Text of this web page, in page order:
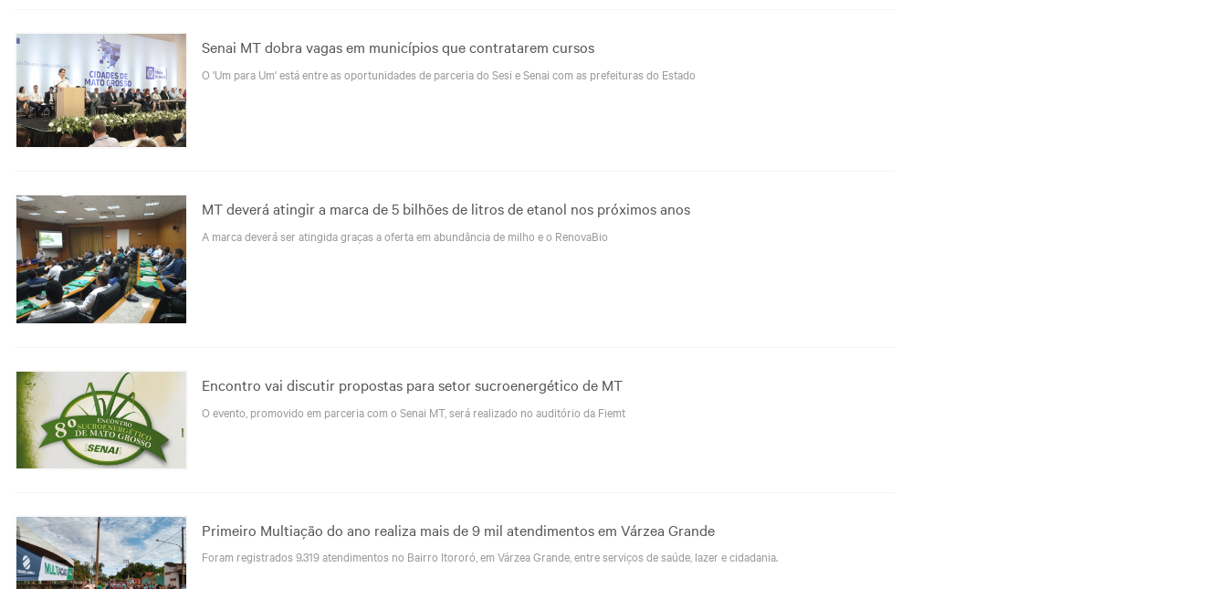
Senai MT dobra vagas em municípios que contratarem cursos
O 'Um para Um' está entre as oportunidades de parceria do Sesi e Senai com as prefeituras do Estado
MT deverá atingir a marca de 5 bilhões de litros de etanol nos próximos anos
A marca deverá ser atingida graças a oferta em abundância de milho e o RenovaBio
Encontro vai discutir propostas para setor sucroenergético de MT
O evento, promovido em parceria com o Senai MT, será realizado no auditório da Fiemt
Primeiro Multiação do ano realiza mais de 9 mil atendimentos em Várzea Grande
Foram registrados 9.319 atendimentos no Bairro Itororó, em Várzea Grande, entre serviços de saúde, lazer e cidadania.